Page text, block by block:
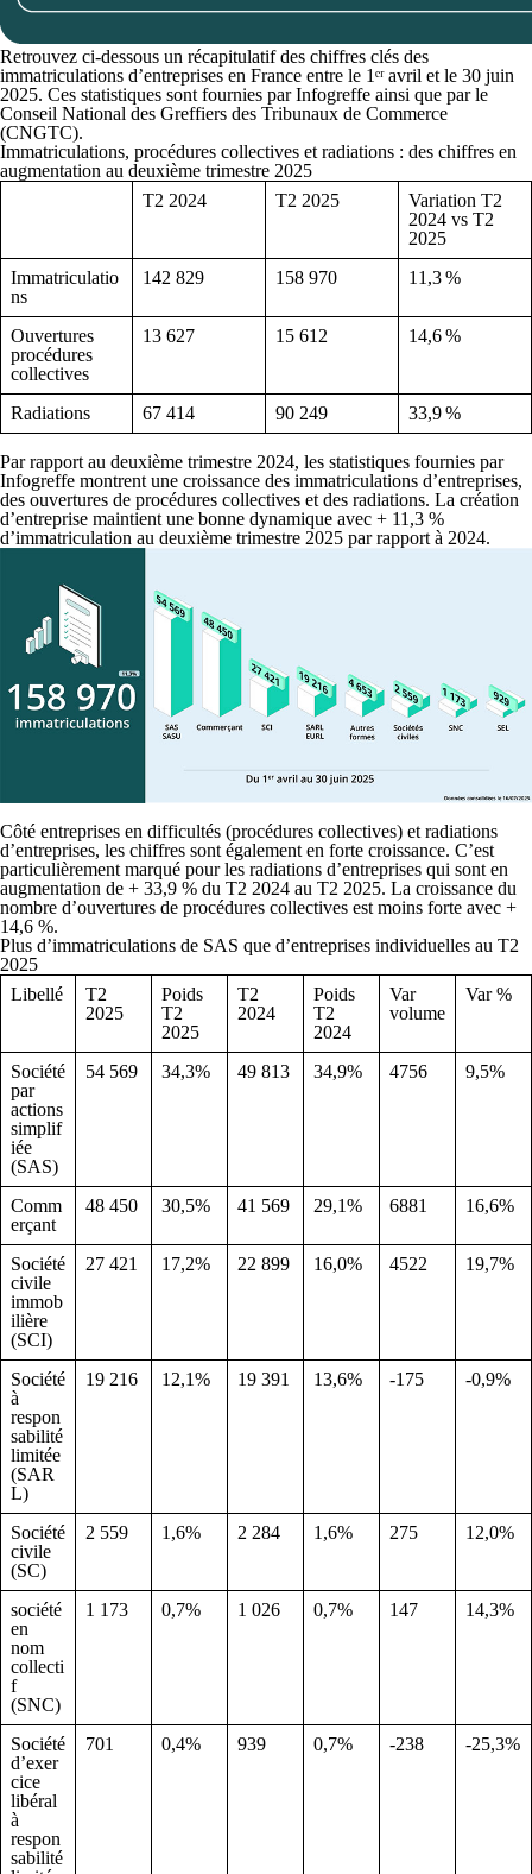
Retrouvez ci-dessous un récapitulatifdes chiffres clés des
immatriculations d’entreprises en France entre le 1ᵉʳ avril et le 30 juin
2025. Ces statistiques sont fournies par Infogreffe ainsi que par le
Conseil National des Greffiers des Tribunaux de Commerce
(CNGTC).
Immatriculations, procédures collectives et radiations : des chiffres en
augmentation au deuxième trimestre 2025
T2 2024
T2 2025
Variation T2
2024 vs T2
2025
Immatriculatio
ns
142 829 158 970 11,3 %
Ouvertures
procédures
collectives
13 627 15 612 14,6 %
Radiations 67 414 90 249 33,9 %
Par rapport au deuxième trimestre 2024, les statistiques fournies par
Infogreffe montrent une croissance des immatriculations d’entreprises,
des ouvertures de procédures collectives et des radiations. La création
d’entreprise maintient une bonne dynamique avec + 11,3 %
d’immatriculation au deuxième trimestre 2025 par rapport à 2024.
Côté entreprises en difficultés (procédures collectives) et radiations
d’entreprises, les chiffres sont également en forte croissance. C’est
particulièrement marqué pour les radiations d’entreprises qui sont en
augmentation de + 33,9 % du T2 2024 au T2 2025. La croissance du
nombre d’ouvertures de procédures collectives est moins forte avec +
14,6 %.
Plus d’immatriculations de SAS que d’entreprises individuelles au T2
2025
Libellé
T2
2025
Poids
T2
2025
T2
2024
Poids
T2
2024
Var
volume
Var %
Société
par
actions
simplif
iée
(SAS)
54 569 34,3% 49 813 34,9% 4756 9,5%
Comm
erçant
48 450 30,5% 41 569 29,1% 6881 16,6%
Société
civile
immob
ilière
(SCI)
27 421 17,2% 22 899 16,0% 4522 19,7%
Société
à
respon
sabilité
limitée
(SAR
L)
19 216 12,1% 19 391 13,6% -175 -0,9%
Société
civile
(SC)
2 559 1,6% 2 284 1,6% 275 12,0%
société
en
nom
collecti
f
(SNC)
1 173 0,7% 1 026 0,7% 147 14,3%
Société
d’exer
cice
libéral
à
respon
sabilité
701 0,4% 939 0,7% -238 -25,3%